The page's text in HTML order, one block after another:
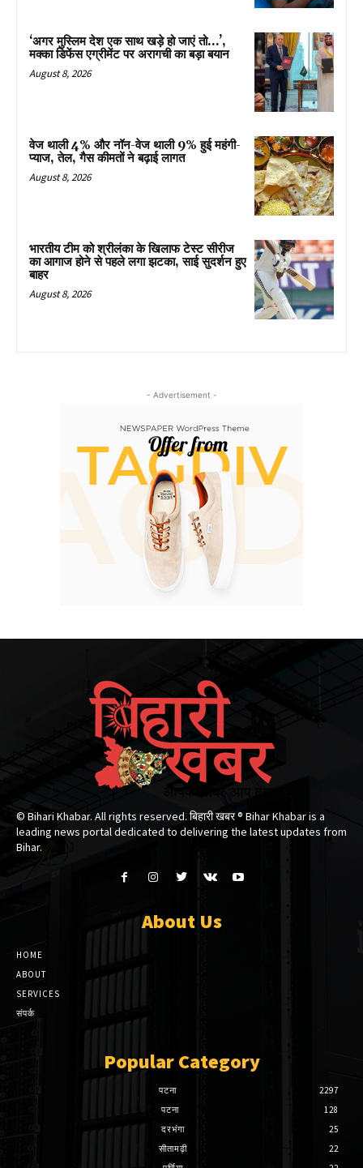
‘अगर मुस्लिम देश एक साथ खड़े हो जाएं तो…’,
मक्का डिफेंस एग्रीमेंट पर अरागची का बड़ा बयान
August 8, 2026
वेज थाली 4% और नॉन-वेज थाली 9% हुई महंगी-
प्याज, तेल, गैस कीमतों ने बढ़ाई लागत
August 8, 2026
भारतीय टीम को श्रीलंका के खिलाफ टेस्ट सीरीज
का आगाज होने से पहले लगा झटका, साई सुदर्शन हुए
बाहर
August 8, 2026
- Advertisement -
© Bihari Khabar. All rights reserved. बिहारी खबर ®​ Bihar Khabar is a
leading news portal dedicated to delivering the latest updates from
Bihar.
About Us
HOME
ABOUT
SERVICES
संपर्क
Popular Category
पटना
2297
पटना
128
दरभंगा
25
सीतामढ़ी
22